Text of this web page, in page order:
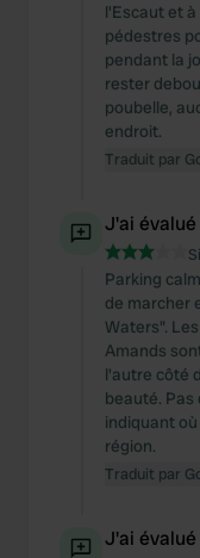
l'Escaut et
pédestres
pendant la
rester
poubelle,
endroit.
Traduit par
J'ai
Parking
de marcher
Waters".
Amands
l'autre côté
beauté.
indiquant
région.
Traduit par
J'ai